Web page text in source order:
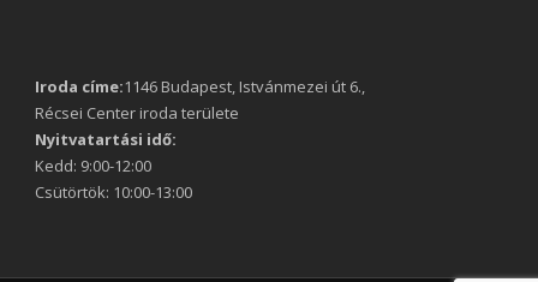
Iroda címe:1146 Budapest, Istvánmezei út 6.,
Récsei Center iroda területe
Nyitvatartási idő:
Kedd: 9:00-12:00
Csütörtök: 10:00-13:00